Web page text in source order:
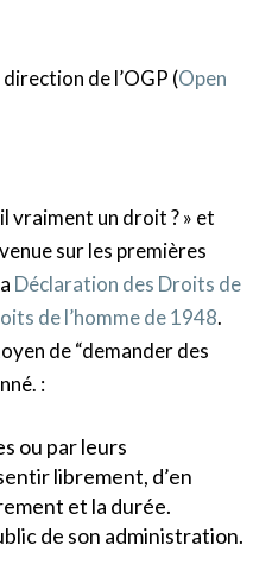
de l’OGP (Open
vraiment un droit ? » et
sur les premières
Déclaration des Droits de
de l’homme de 1948.
de “demander des
:
ou par leurs
librement, d’en
et la durée.
de son administration.